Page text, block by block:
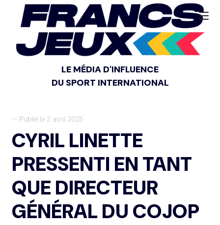
LE MÉDIA D'INFLUENCE
DU SPORT INTERNATIONAL
— Publié le 2 avril 2025
CYRIL LINETTE
PRESSENTI EN TANT
QUE DIRECTEUR
GÉNÉRAL DU COJOP